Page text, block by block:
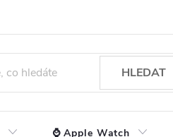
HLEDAT
⌚ Apple Watch